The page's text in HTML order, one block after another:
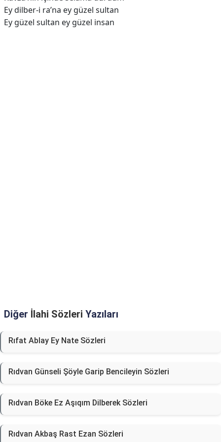
Ey dilber-i ra’na ey güzel sultan
Ey güzel sultan ey güzel insan
Diğer İlahi Sözleri Yazıları
Rıfat Ablay Ey Nate Sözleri
Rıdvan Günseli Şöyle Garip Bencileyin Sözleri
Rıdvan Böke Ez Aşıqım Dilberek Sözleri
Rıdvan Akbaş Rast Ezan Sözleri